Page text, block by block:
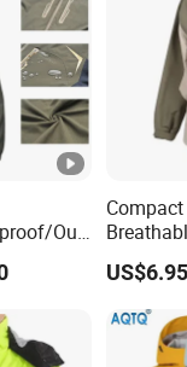
für
mit Mesh-
von
trockenes
Tragegefühl
für
Out
for High-